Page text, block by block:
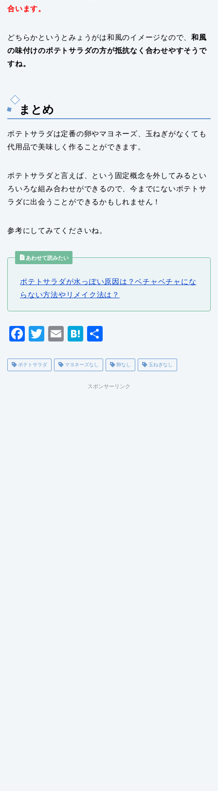
合います。
どちらかというとみょうがは和風のイメージなので、和風
の味付けのポテトサラダの方が抵抗なく合わせやすそうで
すね。
まとめ
ポテトサラダは定番の卵やマヨネーズ、玉ねぎがなくても
代用品で美味しく作ることができます。
ポテトサラダと言えば、という固定概念を外してみるとい
ろいろな組み合わせができるので、今までにないポテトサ
ラダに出会うことができるかもしれません！
参考にしてみてくださいね。
あわせて読みたい
ポテトサラダが水っぽい原因は？ベチャベチャにな
らない方法やリメイク法は？
F
c
T
tt
E
ai
H
e
n
ポテトサラダ マヨネーズなし 卵なし 玉ねぎなし
スポンサーリンク